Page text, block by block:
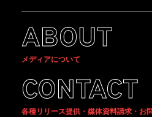
ABOUT
メディアについて
CONTACT
各種リリース提供・媒体資料請求・お